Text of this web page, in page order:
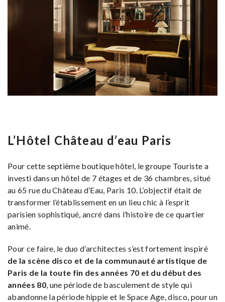
L’Hôtel Château d’eau Paris
Pour cette septième boutique hôtel, le groupe Touriste a
investi dans un hôtel de 7 étages et de 36 chambres, situé
au 65 rue du Château d’Eau, Paris 10. L’objectif était de
transformer l’établissement en un lieu chic à l’esprit
parisien sophistiqué, ancré dans l’histoire de ce quartier
animé.
Pour ce faire, le duo d’architectes s’est fortement inspiré
de la scène disco et de la communauté artistique de
Paris de la toute fin des années 70 et du début des
années 80, une période de basculement de style qui
abandonne la période hippie et le Space Age, disco, pour un